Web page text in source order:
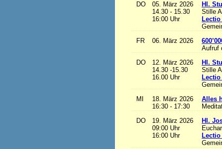
DO
05. März 2026
14.30 - 15.30
16:00 Uhr
Hl.
Stille
FR
06. März 2026
Aufruf
DO
12. März 2026
14.30 -15.30
16.00 Uhr
Hl.
Stille
MI
18. März 2026
16:30 - 17:30
Alles
DO
19. März 2026
09:00 Uhr
16:00 Uhr
Hl.